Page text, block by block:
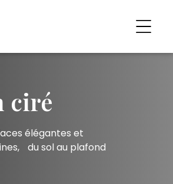
ciré
élégantes et
du sol au plafond